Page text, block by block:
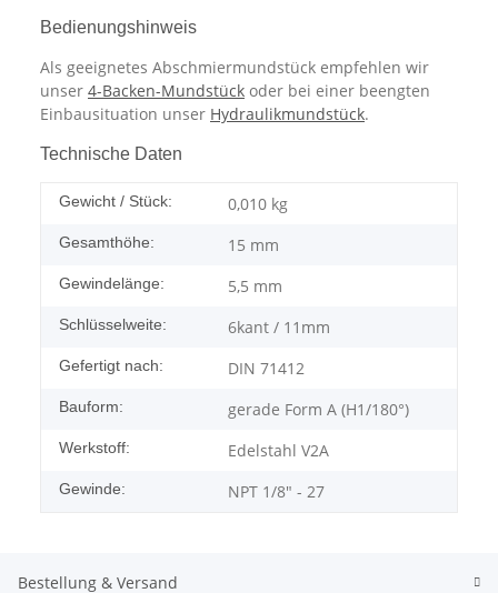
Bedienungshinweis
Als geeignetes Abschmiermundstück empfehlen wir
unser 4-Backen-Mundstück oder bei einer beengten
Einbausituation unser Hydraulikmundstück.
Technische Daten
Gewicht / Stück: 0,010 kg
Gesamthöhe: 15 mm
Gewindelänge: 5,5 mm
Schlüsselweite: 6kant / 11mm
Gefertigt nach: DIN 71412
Bauform: gerade Form A (H1/180°)
Werkstoff: Edelstahl V2A
Gewinde: NPT 1/8" - 27
Bestellung & Versand